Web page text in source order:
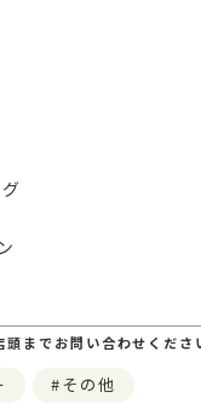
までお問い合わせくださ
その他